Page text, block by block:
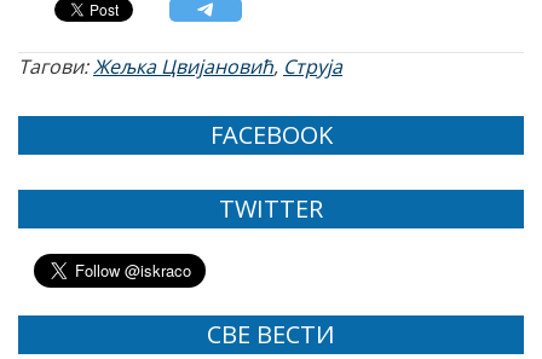
Тагови:Жељка Цвијановић, Струја
FACEBOOK
TWITTER
СВЕ ВЕСТИ